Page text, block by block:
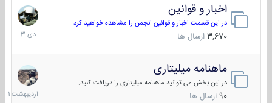
اخبار و قوانین
در این قسمت اخبار و قوانین انجمن را مشاهده خواهید کرد
3,670 ارسال ها
22
دی
1403
ماهنامه میلیتاری
در این بخش می توانید ماهنامه میلیتاری را دریافت کنید.
90 ارسال ها
30
1401